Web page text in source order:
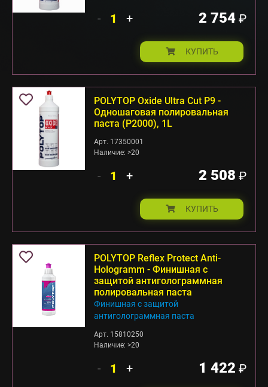
- + 2 754 ₽
КУПИТЬ
POLYTOP Oxide Ultra Cut P9 -
Одношаговая полировальная
паста (P2000), 1L
Арт. 17350001
Наличие: >20
- + 2 508 ₽
КУПИТЬ
POLYTOP Reflex Protect Anti-
Hologramm - Финишная с
защитой антиголограммная
полировальная паста
Финишная с защитой
антиголограммная паста
Арт. 15810250
Наличие: >20
- + 1 422 ₽